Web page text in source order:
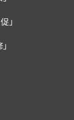
」